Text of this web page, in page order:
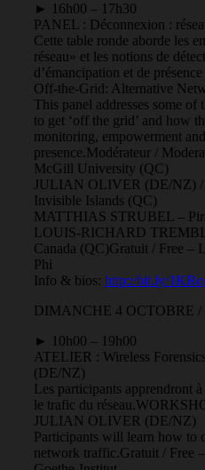
► 16h00 – 17h30
PANEL : Déconnexion :
Cette table ronde aborde les
réseau» et les notions de
d’émancipation et de
Off-the-Grid: Alternative
This panel addresses some of
to get ‘off the grid’ and how
monitoring, empowerment
presence.Modérateur /
McGill University (QC)
JULIAN OLIVER (DE/NZ)
Invisible Islands (QC)
MATTHIAS STRUBEL –
LOUIS-RICHARD
Canada (QC)Gratuit / Free –
Phi
Info & bios: http://bit.ly/
DIMANCHE 4 OCTOBRE
► 10h00 – 19h00
ATELIER : Wireless
(DE/NZ)
Les participants apprendront
le trafic du réseau.
JULIAN OLIVER (DE/NZ)
Participants will learn how to
network traffic.Gratuit / Free